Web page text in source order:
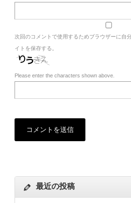
次回のコメントで使用するためブラウザーに自
イトを保存する。
Please enter the characters shown above.
最近の投稿